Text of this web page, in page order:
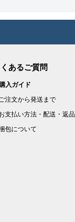
あるご質問
入ガイド
注文から発送まで
支払い方法・配送・返品
包について